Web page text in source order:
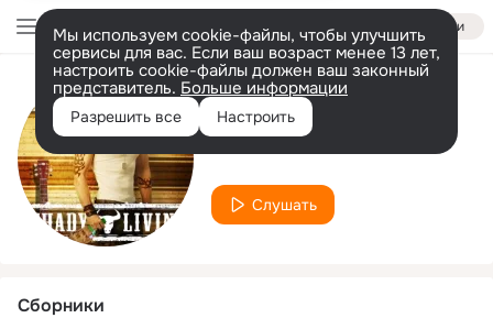
Войти
Мы используем cookie-файлы, чтобы улучшить
сервисы для вас. Если ваш возраст менее 13 лет,
настроить cookie-файлы должен ваш законный
представитель. Больше информации
Разрешить все Настроить
Исполнитель
Steven Grams
Слушать
Сборники